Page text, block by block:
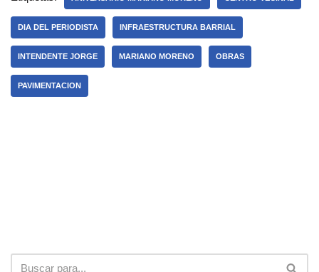
DIA DEL PERIODISTA INFRAESTRUCTURA BARRIAL
INTENDENTE JORGE MARIANO MORENO OBRAS
PAVIMENTACION